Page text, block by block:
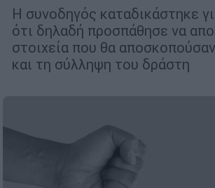
Η συνοδηγός καταδικάστηκε
ότι δηλαδή προσπάθησε να
στοιχεία που θα
και τη σύλληψη του δράστη